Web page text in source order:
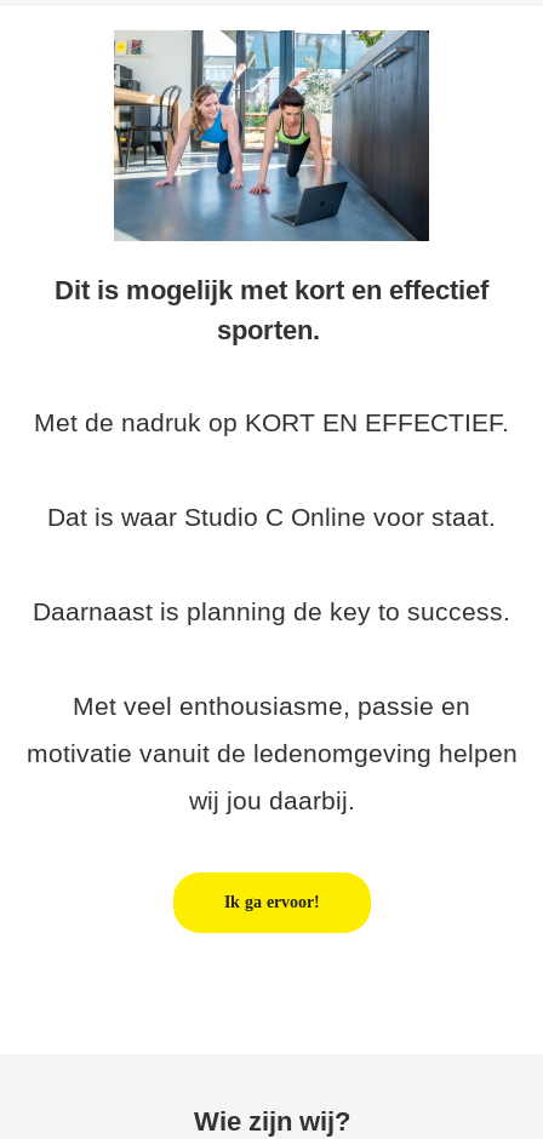
Dit is mogelijk met kort en effectief
sporten.
Met de nadruk op KORT EN EFFECTIEF.
Dat is waar Studio C Online voor staat.
Daarnaast is planning de key to success.
Met veel enthousiasme, passie en
motivatie vanuit de ledenomgeving helpen
wij jou daarbij.
Ik ga ervoor!
Wie zijn wij?